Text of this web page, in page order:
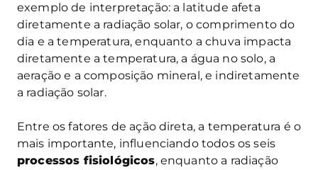
exemplo de interpretação: a latitude afeta
diretamente a radiação solar, o comprimento do
dia e a temperatura, enquanto a chuva impacta
diretamente a temperatura, a água no solo, a
aeração e a composição mineral, e indiretamente
a radiação solar.
Entre os fatores de ação direta, a temperatura é o
mais importante, influenciando todos os seis
processos fisiológicos, enquanto a radiação